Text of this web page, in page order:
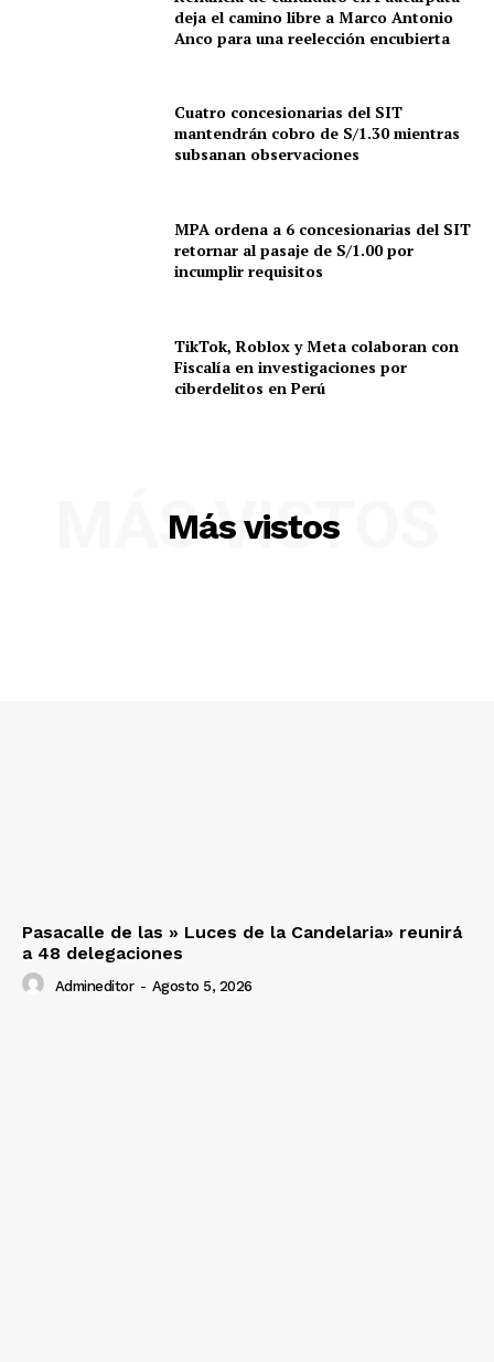
deja el camino libre a Marco Antonio
Anco para una reelección encubierta
Cuatro concesionarias del SIT
mantendrán cobro de S/1.30 mientras
subsanan observaciones
MPA ordena a 6 concesionarias del SIT
retornar al pasaje de S/1.00 por
incumplir requisitos
TikTok, Roblox y Meta colaboran con
Fiscalía en investigaciones por
ciberdelitos en Perú
Más vistos
MÁS VISTOS
Pasacalle de las » Luces de la Candelaria» reunirá
a 48 delegaciones
Admineditor - Agosto 5, 2026